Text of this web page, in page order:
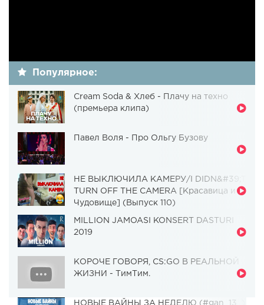
Популярное:
Cream Soda & Хлеб - Плачу на техно
(премьера клипа)
Павел Воля - Про Ольгу Бузову
НЕ ВЫКЛЮЧИЛА КАМЕРУ/I DIDN&#39;T
TURN OFF THE CAMERA [Красавица и
Чудовище] (Выпуск 110)
MILLION JAMOASI KONSERT DASTURI
2019
КОРОЧЕ ГОВОРЯ, CS:GO В РЕАЛЬНОЙ
ЖИЗНИ - ТимТим.
НОВЫЕ ВАЙНЫ ЗА НЕДЕЛЮ (#gan_13_)